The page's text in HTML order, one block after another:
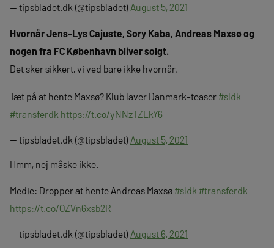
— tipsbladet.dk (@tipsbladet) August 5, 2021
Hvornår Jens-Lys Cajuste, Sory Kaba, Andreas Maxsø og
nogen fra FC København bliver solgt.
Det sker sikkert, vi ved bare ikke hvornår.
Tæt på at hente Maxsø? Klub laver Danmark-teaser#sldk
#transferdk https://t.co/yNNzTZLkY6
— tipsbladet.dk (@tipsbladet) August 5, 2021
Hmm, nej måske ikke.
Medie: Dropper at hente Andreas Maxsø#sldk #transferdk
https://t.co/OZVn6xsb2R
— tipsbladet.dk (@tipsbladet) August 6, 2021